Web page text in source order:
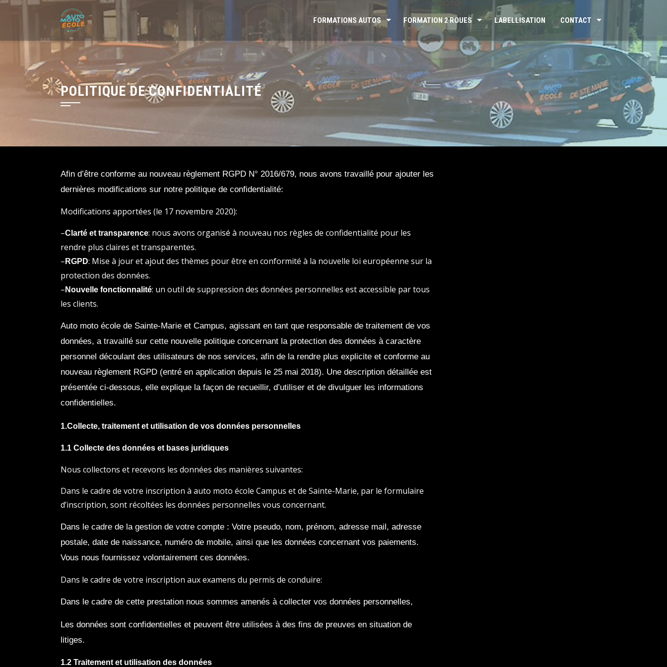
Skip
FORMATIONS AUTOS FORMATION 2 ROUES LABELLISATION CONTACT
POLITIQUE DE CONFIDENTIALITÉ
Afin d’être conforme au nouveau règlement RGPD N° 2016/679, nous avons travaillé pour ajouter les
dernières modifications sur notre politique de confidentialité:
Modifications apportées (le 17 novembre 2020):
–Clarté et transparence: nous avons organisé à nouveau nos règles de confidentialité pour les
rendre plus claires et transparentes.
– RGPD: Mise à jour et ajout des thèmes pour être en conformité à la nouvelle loi européenne sur la
protection des données.
– Nouvelle fonctionnalité: un outil de suppression des données personnelles est accessible par tous
les clients.
Auto moto école de Sainte-Marie et Campus, agissant en tant que responsable de traitement de vos
données, a travaillé sur cette nouvelle politique concernant la protection des données à caractère
personnel découlant des utilisateurs de nos services, afin de la rendre plus explicite et conforme au
nouveau règlement RGPD (entré en application depuis le 25 mai 2018). Une description détaillée est
présentée ci-dessous, elle explique la façon de recueillir, d’utiliser et de divulguer les informations
confidentielles.
1.Collecte, traitement et utilisation de vos données personnelles
1.1 Collecte des données et bases juridiques
Nous collectons et recevons les données des manières suivantes:
Dans le cadre de votre inscription à auto moto école Campus et de Sainte-Marie, par le formulaire
d’inscription, sont récoltées les données personnelles vous concernant.
Dans le cadre de la gestion de votre compte : Votre pseudo, nom, prénom, adresse mail, adresse
postale, date de naissance, numéro de mobile, ainsi que les données concernant vos paiements.
Vous nous fournissez volontairement ces données.
Dans le cadre de votre inscription aux examens du permis de conduire:
Dans le cadre de cette prestation nous sommes amenés à collecter vos données personnelles,
Les données sont confidentielles et peuvent être utilisées à des fins de preuves en situation de
litiges.
1.2 Traitement et utilisation des données